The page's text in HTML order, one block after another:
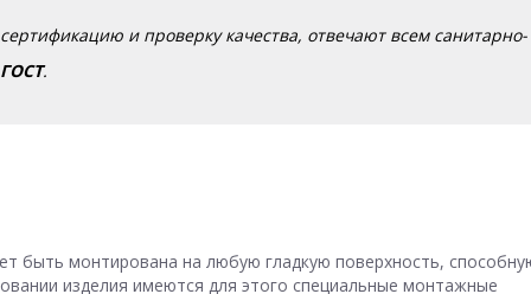
и проверку качества, отвечают всем санитарно-
ГОСТ.
быть монтирована на любую гладкую поверхность,
изделия имеются для этого специальные монтажные